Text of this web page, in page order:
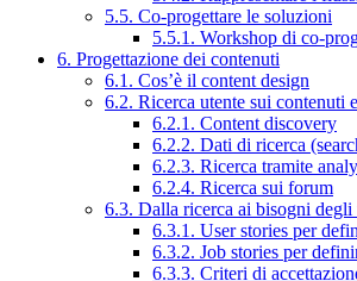
5.5. Co-progettare le soluzioni
5.5.1. Workshop di co-
6. Progettazione dei contenuti
6.1. Cos’è il content design
6.2. Ricerca utente sui contenuti
6.2.1. Content discovery
6.2.2. Dati di ricerca
6.2.3. Ricerca tramite
6.2.4. Ricerca sui forum
6.3. Dalla ricerca ai bisogni degli
6.3.1. User stories per
6.3.2. Job stories per
6.3.3. Criteri di